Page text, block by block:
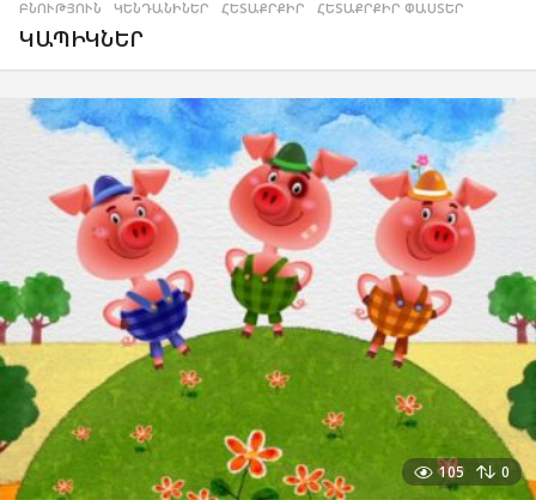
ԲՆՈՒԹՅՈՒՆ ,ԿԵՆԴԱՆԻՆԵՐ ,ՀԵՏԱՔՐՔԻՐ ,ՀԵՏԱՔՐՔԻՐ ՓԱՍՏԵՐ
ԿԱՊԻԿՆԵՐ
105 0